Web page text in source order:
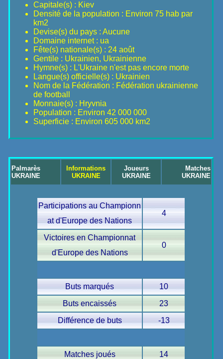
Capitale(s) : Kiev
Densité de la population : Environ 75 hab par
km2
Devise(s) du pays : Aucune
Domaine internet : ua
Fête(s) nationale(s) : 24 août
Gentile : Ukrainien, Ukrainienne
Hymne(s) : L'Ukraine n'est pas encore morte
Langue(s) officielle(s) : Ukrainien
Nom de la Fédération : Fédération ukrainienne
de football
Monnaie(s) : Hryvnia
Population : Environ 42 000 000
Superficie : Environ 605 000 km2
Palmarès
UKRAINE
Informations
UKRAINE
Joueurs
UKRAINE
Matches
UKRAINE
Participations au Championn
at d'Europe des Nations
4
Victoires en Championnat
d'Europe des Nations
0
Buts marqués
10
Buts encaissés
23
Différence de buts
-13
Matches joués
14